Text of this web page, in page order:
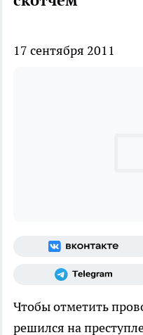
17 сентября 2011
Чтобы отметить
решился на